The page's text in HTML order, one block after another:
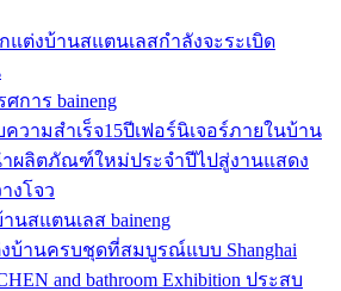
ต่งบ้านสแตนเลสกำลังจะระเบิด
การ baineng
วามสำเร็จ15ปีเฟอร์นิเจอร์ภายในบ้าน
ำผลิตภัณฑ์ใหม่ประจำปีไปสู่งานแสดง
งโจว
สแตนเลส baineng
บ้านครบชุดที่สมบูรณ์แบบ Shanghai
and bathroom Exhibition ประสบ